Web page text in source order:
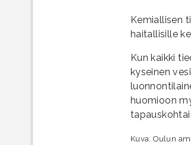
Kemiallisen
haitallisille
Kun kaikki
kyseinen
huomioon
Kuva: Oulun